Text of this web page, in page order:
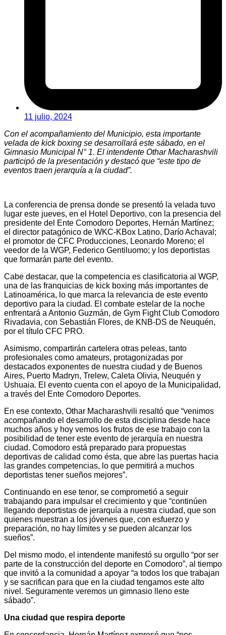
11 julio, 2024
Con el acompañamiento del Municipio, esta importante
velada de kick boxing se desarrollará este sábado, en el
Gimnasio Municipal N° 1. El intendente Othar Macharashvili
participó de la presentación y destacó que “este tipo de
eventos traen jerarquía a la ciudad”.
La conferencia de prensa donde se presentó la velada tuvo
lugar este jueves, en el Hotel Deportivo, con la presencia del
presidente del Ente Comodoro Deportes, Hernán Martínez;
el director patagónico de WKC-KBox Latino, Darío Achaval;
el promotor de CFC Producciones, Leonardo Moreno; el
veedor de la WGP, Federico Gentiluomo; y los deportistas
que formarán parte del evento.
Cabe destacar, que la competencia es clasificatoria al WGP,
una de las franquicias de kick boxing más importantes de
Latinoamérica, lo que marca la relevancia de este evento
deportivo para la ciudad. El combate estelar de la noche
enfrentará a Antonio Guzmán, de Gym Fight Club Comodoro
Rivadavia, con Sebastián Flores, de KNB-DS de Neuquén,
por el título CFC PRO.
Asimismo, compartirán cartelera otras peleas, tanto
profesionales como amateurs, protagonizadas por
destacados exponentes de nuestra ciudad y de Buenos
Aires, Puerto Madryn, Trelew, Caleta Olivia, Neuquén y
Ushuaia. El evento cuenta con el apoyo de la Municipalidad,
a través del Ente Comodoro Deportes.
En ese contexto, Othar Macharashvili resaltó que “venimos
acompañando el desarrollo de esta disciplina desde hace
muchos años y hoy vemos los frutos de ese trabajo con la
posibilidad de tener este evento de jerarquía en nuestra
ciudad. Comodoro está preparado para propuestas
deportivas de calidad como ésta, que abre las puertas hacia
las grandes competencias, lo que permitirá a muchos
deportistas tener sueños mejores”.
Continuando en ese tenor, se comprometió a seguir
trabajando para impulsar el crecimiento y que “continúen
llegando deportistas de jerarquía a nuestra ciudad, que son
quienes muestran a los jóvenes que, con esfuerzo y
preparación, no hay límites y se pueden alcanzar los
sueños”.
Del mismo modo, el intendente manifestó su orgullo “por ser
parte de la construcción del deporte en Comodoro”, al tiempo
que invitó a la comunidad a apoyar “a todos los que trabajan
y se sacrifican para que en la ciudad tengamos este alto
nivel. Seguramente veremos un gimnasio lleno este
sábado”.
Una ciudad que respira deporte